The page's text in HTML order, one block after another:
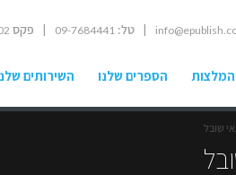
| טל: 09-7684441 | פקס
המלצות הספרים שלנו השירותים
שובל